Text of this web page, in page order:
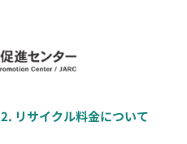
2. リサイクル料金について